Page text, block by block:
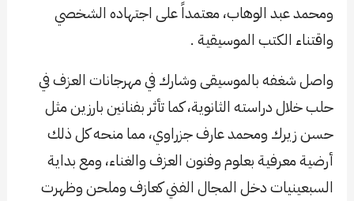
ومحمد عبد الوهاب، معتمداً على اجتهاده الشخصي
واقتناء الكتب الموسيقية .
واصل شغفه بالموسيقى وشارك في مهرجانات العزف في
حلب خلال دراسته الثانوية، كما تأثر بفنانين بارزين مثل
حسن زيرك ومحمد عارف جزراوي، مما منحه كل ذلك
أرضية معرفية بعلوم وفنون العزف والغناء، ومع بداية
السبعينيات دخل المجال الفني كعازف وملحن وظهرت